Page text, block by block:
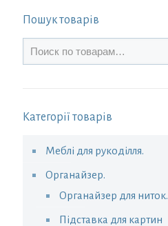
Пошук товарів
Категорії товарів
Меблі для рукоділля.
Органайзер.
Органайзер для ниток.
Підставка для картин